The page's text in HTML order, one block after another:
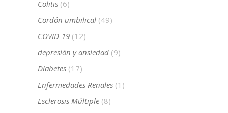
Colitis (6)
Cordón umbilical (49)
COVID-19 (12)
depresión y ansiedad (9)
Diabetes (17)
Enfermedades Renales (1)
Esclerosis Múltiple (8)